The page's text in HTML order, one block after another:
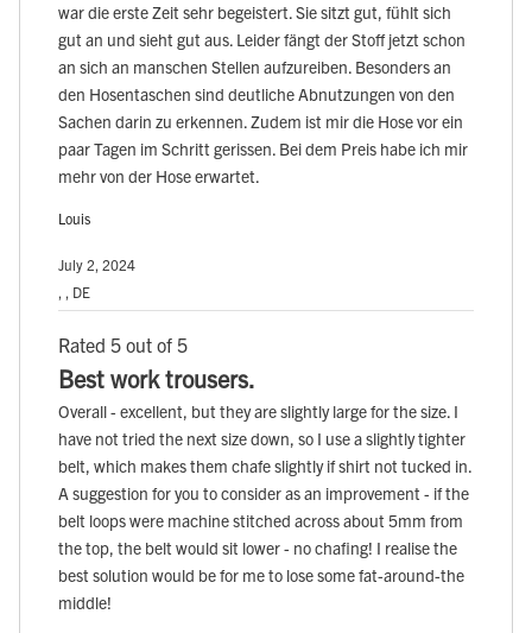
war die erste Zeit sehr begeistert. Sie sitzt gut, fühlt sich
gut an und sieht gut aus. Leider fängt der Stoff jetzt schon
an sich an manschen Stellen aufzureiben. Besonders an
den Hosentaschen sind deutliche Abnutzungen von den
Sachen darin zu erkennen. Zudem ist mir die Hose vor ein
paar Tagen im Schritt gerissen. Bei dem Preis habe ich mir
mehr von der Hose erwartet.
Louis
July 2, 2024
, , DE
Rated 5 out of 5
Best work trousers.
Overall - excellent, but they are slightly large for the size. I
have not tried the next size down, so I use a slightly tighter
belt, which makes them chafe slightly if shirt not tucked in.
A suggestion for you to consider as an improvement - if the
belt loops were machine stitched across about 5mm from
the top, the belt would sit lower - no chafing! I realise the
best solution would be for me to lose some fat-around-the
middle!